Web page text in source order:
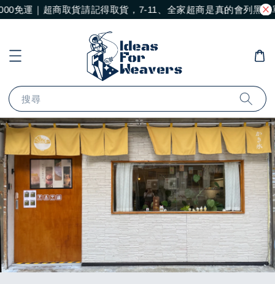
｜超商取貨請記得取貨，7-11、全家超商是真的會列黑名單
搜尋